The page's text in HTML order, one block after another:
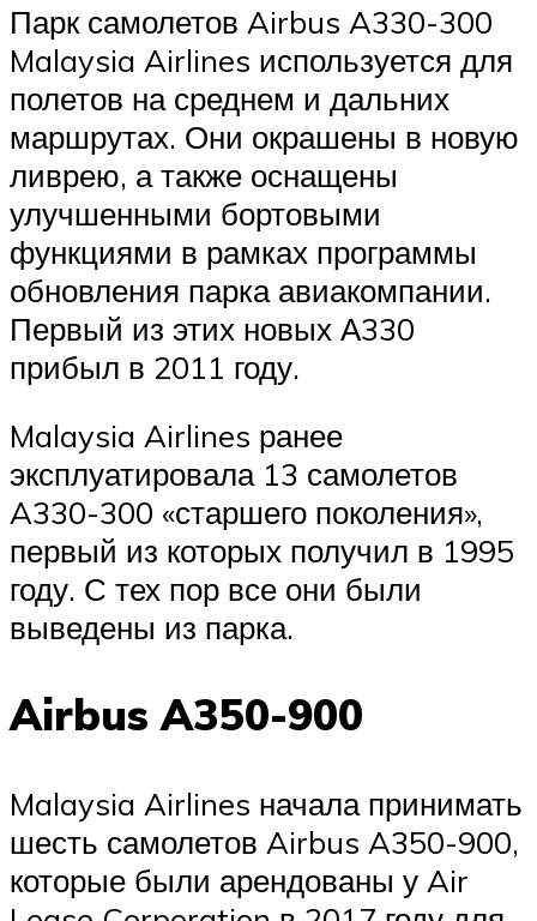
Парк самолетов Airbus A330-300
Malaysia Airlines используется для
полетов на среднем и дальних
маршрутах. Они окрашены в новую
ливрею, а также оснащены
улучшенными бортовыми
функциями в рамках программы
обновления парка авиакомпании.
Первый из этих новых А330
прибыл в 2011 году.
Malaysia Airlines ранее
эксплуатировала 13 самолетов
A330-300 «старшего поколения»,
первый из которых получил в 1995
году. С тех пор все они были
выведены из парка.
Airbus A350-900
Malaysia Airlines начала принимать
шесть самолетов Airbus A350-900,
которые были арендованы у Air